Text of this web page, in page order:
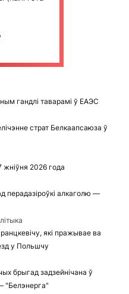
гандлі таварамі ў ЕАЭС
страт Белкаапсаюза ў
жніўня 2026 года
перадазіроўкі алкаголю —
які пражывае ва
у Польшчу
брыгад задзейнічана ў
"Белэнерга"